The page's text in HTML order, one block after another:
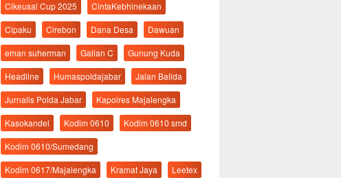
Cikeusal Cup 2025
CintaKebhinekaan
Cipaku
Cirebon Dana Desa
Dawuan
eman suherman
Galian C
Gunung Kuda
Headline
Humaspoldajabar
Jalan Balida
Jurnalis Polda Jabar
Kapolres Majalengka
Kasokandel
Kodim 0610
Kodim 0610 smd
Kodim 0610/Sumedang
Kodim 0617/Majalengka
Kramat Jaya
Leetex